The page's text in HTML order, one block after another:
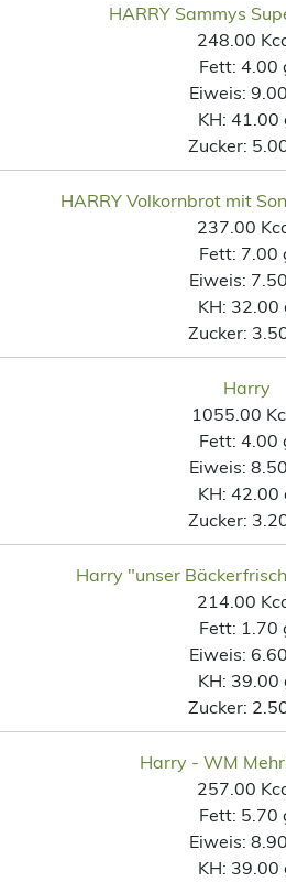
HARRY Sammys
248.00
Fett: 4.00
Eiweis:
KH: 41.00
Zucker:
HARRY Volkornbrot mit
237.00
Fett: 7.00
Eiweis:
KH: 32.00
Zucker:
Harry
1055.00
Fett: 4.00
Eiweis:
KH: 42.00
Zucker:
Harry "unser
214.00
Fett: 1.70
Eiweis:
KH: 39.00
Zucker:
Harry - WM
257.00
Fett: 5.70
Eiweis:
KH: 39.00